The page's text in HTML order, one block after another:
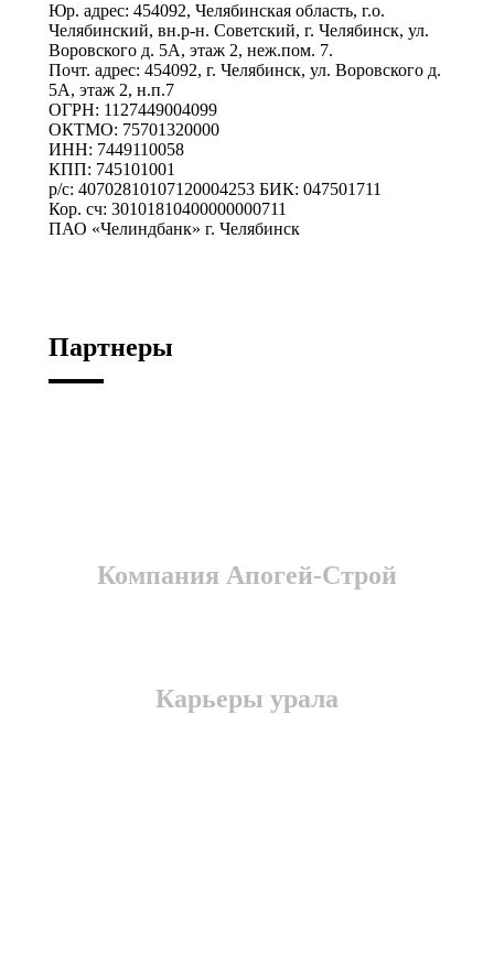
Юр. адрес: 454092, Челябинская область, г.о.
Челябинский, вн.р-н. Советский, г. Челябинск, ул.
Воровского д. 5А, этаж 2, неж.пом. 7.
Почт. адрес: 454092, г. Челябинск, ул. Воровского д.
5А, этаж 2, н.п.7
ОГРН: 1127449004099
ОКТМО: 75701320000
ИНН: 7449110058
КПП: 745101001
р/с: 40702810107120004253 БИК: 047501711
Кор. сч: 30101810400000000711
ПАО «Челиндбанк» г. Челябинск
Партнеры
Компания Апогей-Строй
Карьеры урала